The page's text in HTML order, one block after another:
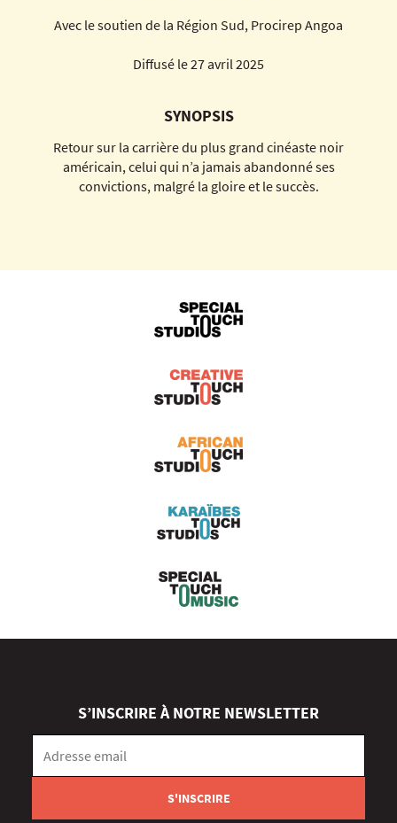
Avec le soutien de la Région Sud, Procirep Angoa
Diffusé le 27 avril 2025
SYNOPSIS
Retour sur la carrière du plus grand cinéaste noir
américain, celui qui n’a jamais abandonné ses
convictions, malgré la gloire et le succès.
S’INSCRIRE À NOTRE NEWSLETTER